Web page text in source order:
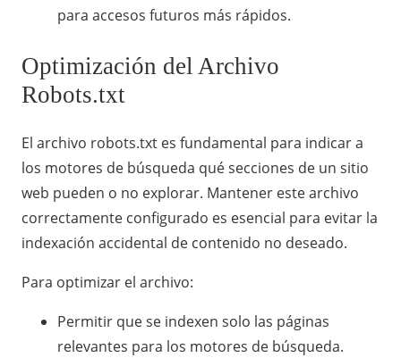
para accesos futuros más rápidos.
Optimización del Archivo
Robots.txt
El archivo robots.txt es fundamental para indicar a
los motores de búsqueda qué secciones de un sitio
web pueden o no explorar. Mantener este archivo
correctamente configurado es esencial para evitar la
indexación accidental de contenido no deseado.
Para optimizar el archivo:
Permitir que se indexen solo las páginas
relevantes para los motores de búsqueda.